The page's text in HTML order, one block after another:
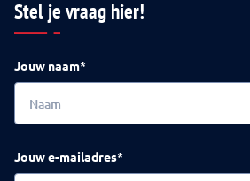
Stel je vraag hier!
Jouw naam*
Jouw e-mailadres*